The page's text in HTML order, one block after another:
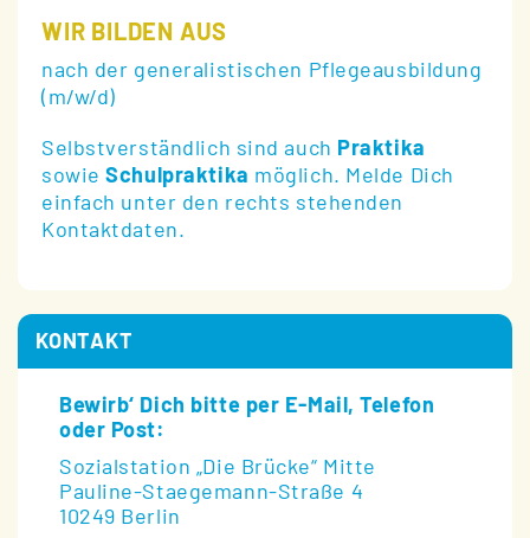
WIR BILDEN AUS
nach der generalistischen Pflegeausbildung
(m/w/d)
Selbstverständlich sind auch Praktika
sowieSchulpraktika möglich. Melde Dich
einfach unter den rechts stehenden
Kontaktdaten.
KONTAKT
Bewirb‘ Dich bitte per E-Mail, Telefon
oder Post:
Sozialstation „Die Brücke“ Mitte
Pauline-Staegemann-Straße 4
10249 Berlin